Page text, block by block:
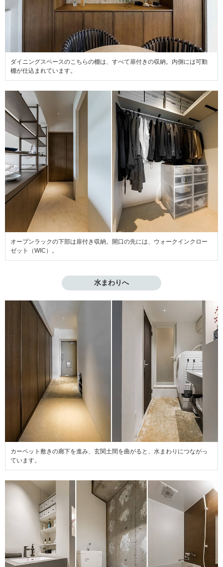
ダイニングスペースのこちらの棚は、すべて扉付きの収納。内側には可動
棚が仕込まれています。
オープンラックの下部は扉付き収納。開口の先には、ウォークインクロー
ゼット（WIC）。
水まわりへ
カーペット敷きの廊下を進み、玄関土間を曲がると、水まわりにつながっ
ています。